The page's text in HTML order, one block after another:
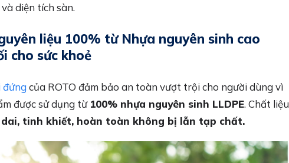
diện tích sàn.
liệu 100% từ Nhựa nguyên sinh cao
cho sức khoẻ
đứngcủa ROTO đảm bảo an toàn vượt trội cho người dùng vì
được sử dụng từ 100% nhựa nguyên sinh LLDPE. Chất liệu
dai, tinh khiết, hoàn toàn không bị lẫn tạp chất.